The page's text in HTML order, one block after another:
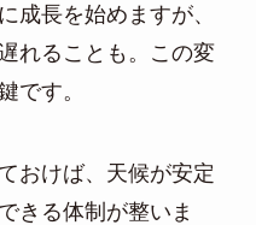
成長を始めますが、
れることも。この変
です。
おけば、天候が安定
きる体制が整いま